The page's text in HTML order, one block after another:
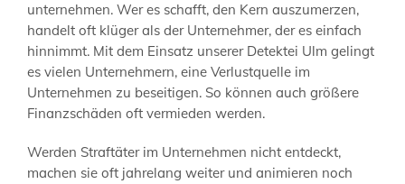
unternehmen. Wer es schafft, den Kern auszumerzen,
handelt oft klüger als der Unternehmer, der es einfach
hinnimmt. Mit dem Einsatz unserer Detektei Ulm gelingt
es vielen Unternehmern, eine Verlustquelle im
Unternehmen zu beseitigen. So können auch größere
Finanzschäden oft vermieden werden.
Werden Straftäter im Unternehmen nicht entdeckt,
machen sie oft jahrelang weiter und animieren noch